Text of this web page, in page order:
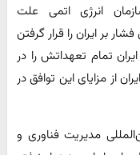
انرژی اتمی علت
بر ایران را قرار گرفتن
تمام تعهداتش را در
از مزایای این توافق در
مدیریت فناوری و